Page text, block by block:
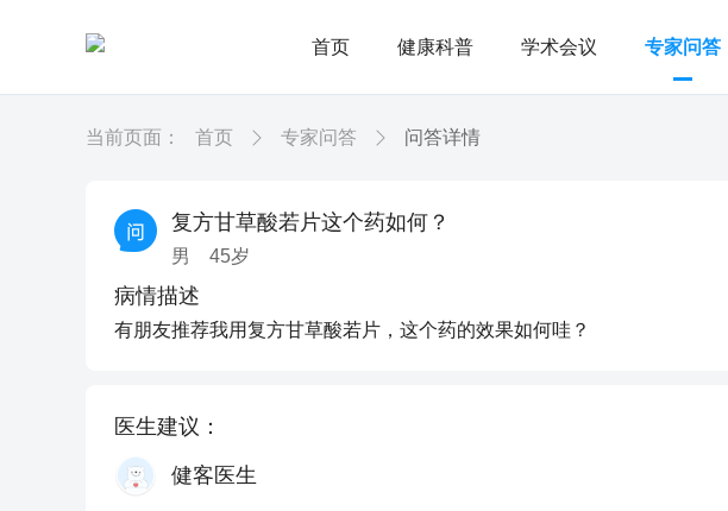
首页 健康科普 学术会议 专家问答
当前页面： 首页 专家问答 问答详情
复方甘草酸若片这个药如何？
男 45岁
病情描述
有朋友推荐我用复方甘草酸若片，这个药的效果如何哇？
医生建议：
健客医生